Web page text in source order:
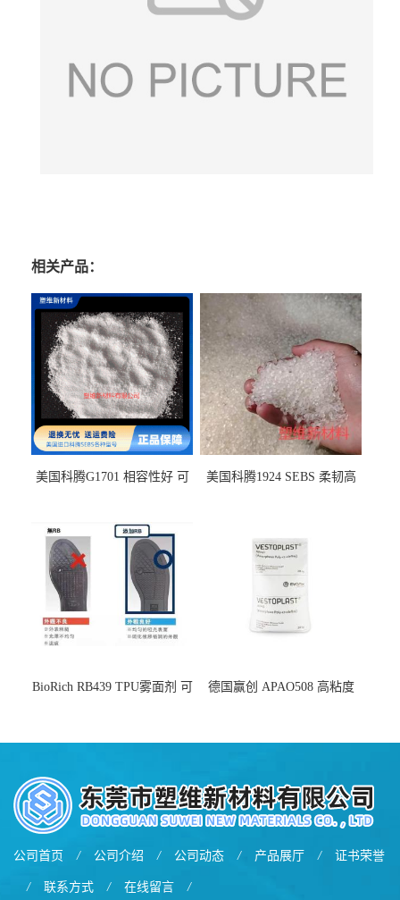
相关产品：
美国科腾G1701 相容性好 可
美国科腾1924 SEBS 柔韧高
BioRich RB439 TPU雾面剂 可
德国赢创 APAO508 高粘度
公司首页 / 公司介绍 / 公司动态 / 产品展厅 / 证书荣誉
/ 联系方式 / 在线留言 /